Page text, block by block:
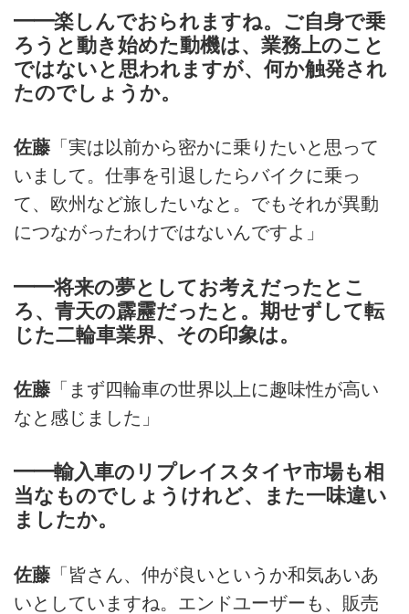
━━楽しんでおられますね。ご自身で乗
ろうと動き始めた動機は、業務上のこと
ではないと思われますが、何か触発され
たのでしょうか。
佐藤 「実は以前から密かに乗りたいと思って
いまして。仕事を引退したらバイクに乗っ
て、欧州など旅したいなと。でもそれが異動
につながったわけではないんですよ」
━━将来の夢としてお考えだったとこ
ろ、青天の霹靂だったと。期せずして転
じた二輪車業界、その印象は。
佐藤 「まず四輪車の世界以上に趣味性が高い
なと感じました」
━━輸入車のリプレイスタイヤ市場も相
当なものでしょうけれど、また一味違い
ましたか。
佐藤 「皆さん、仲が良いというか和気あいあ
いとしていますね。エンドユーザーも、販売